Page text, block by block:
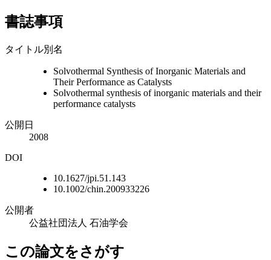
書誌事項
タイトル別名
Solvothermal Synthesis of Inorganic Materials and
Their Performance as Catalysts
Solvothermal synthesis of inorganic materials and their
performance catalysts
公開日
2008
DOI
10.1627/jpi.51.143
10.1002/chin.200933226
公開者
公益社団法人 石油学会
この論文をさがす